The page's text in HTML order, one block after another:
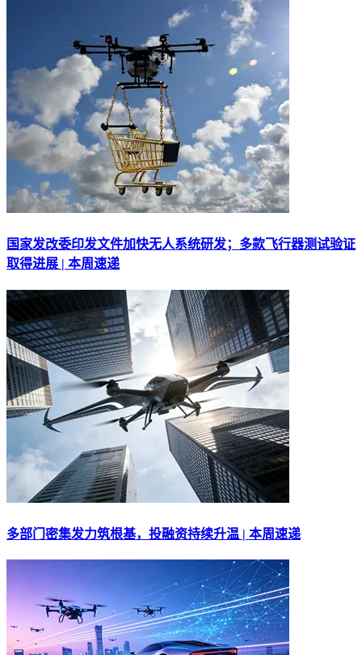
国家发改委印发文件加快无人系统研发；多款飞行器测试验证
取得进展 | 本周速递
多部门密集发力筑根基，投融资持续升温 | 本周速递